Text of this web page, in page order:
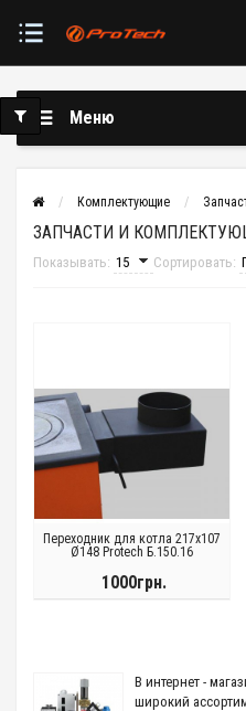
Меню
Комплектующие
ЗАПЧАСТИ И
Показывать: Сортировать:
Переходник для котла 217х107
Ø148 Protech Б.150.16
1000грн.
В интернет -
широкий